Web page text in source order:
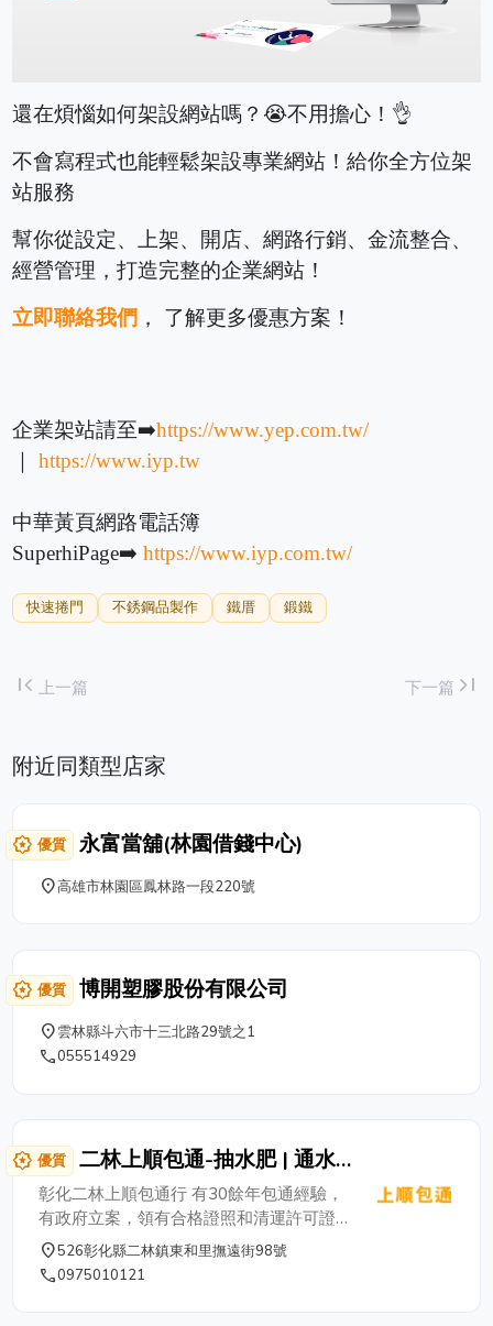
還在煩惱如何架設網站嗎？😭不用擔心！👌
不會寫程式也能輕鬆架設專業網站！給你全方位架
站服務
幫你從設定、上架、開店、網路行銷、金流整合、
經營管理，打造完整的企業網站！
立即聯絡我們 ， 了解更多優惠方案！
企業架站請至➡️https://www.yep.com.tw/
｜https://www.iyp.tw
中華黃頁網路電話簿
SuperhiPage➡️https://www.iyp.com.tw/
快速捲門 不銹鋼品製作 鐵厝 鍛鐵
first_page 上一篇 下一篇 last_page
附近同類型店家
award_star 優質 永富當舖(林園借錢中心)
place高雄市林園區鳳林路一段220號
award_star 優質 博開塑膠股份有限公司
place雲林縣斗六市十三北路29號之1
phone055514929
award_star 優質
二林上順包通-抽水肥 | 通水
管 | 通馬桶
彰化二林上順包通行 有30餘年包通經驗，
有政府立案，領有合格證照和清運許可證
【109彰化縣廢丙清字第0011號】，我們
備有專業水肥車及通水管設備，專業包通技
place526彰化縣二林鎮東和里撫遠街98號
phone0975010121